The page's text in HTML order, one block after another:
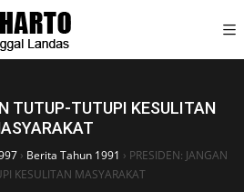
TUTUP-TUTUPI KESULITAN
› Berita Tahun 1991 › PRESIDEN: JANGAN
KESULITAN MASYARAKAT